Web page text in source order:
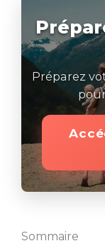
Préparez
Sommaire